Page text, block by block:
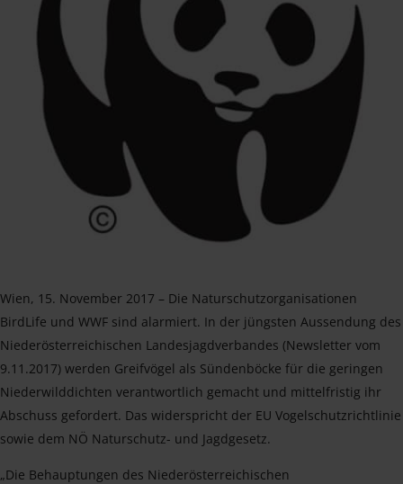
Wien, 15. November 2017 – Die Naturschutzorganisationen
BirdLife und WWF sind alarmiert. In der jüngsten Aussendung des
Niederösterreichischen Landesjagdverbandes (Newsletter vom
9.11.2017) werden Greifvögel als Sündenböcke für die geringen
Niederwilddichten verantwortlich gemacht und mittelfristig ihr
Abschuss gefordert. Das widerspricht der EU Vogelschutzrichtlinie
sowie dem NÖ Naturschutz- und Jagdgesetz.
„Die Behauptungen des Niederösterreichischen